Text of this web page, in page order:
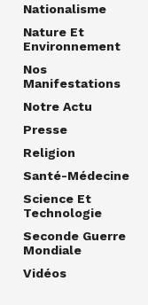
Nationalisme
Nature Et
Environnement
Nos
Manifestations
Notre Actu
Presse
Religion
Santé-Médecine
Science Et
Technologie
Seconde Guerre
Mondiale
Vidéos